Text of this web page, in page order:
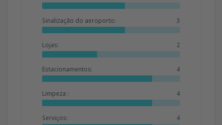
Sinalização do aeroporto: 3
Lojas: 2
Estacionamentos: 4
Limpeza : 4
Serviços: 4